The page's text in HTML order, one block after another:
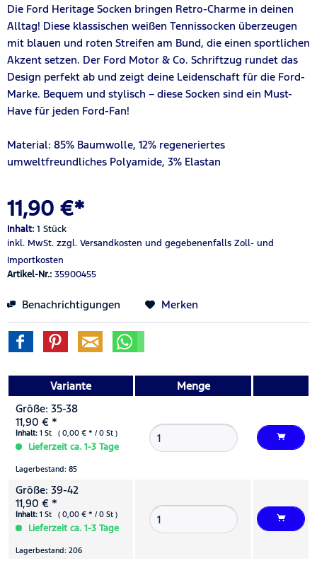
Die Ford Heritage Socken bringen Retro-Charme in deinen
Alltag! Diese klassischen weißen Tennissocken überzeugen
mit blauen und roten Streifen am Bund, die einen sportlichen
Akzent setzen. Der Ford Motor & Co. Schriftzug rundet das
Design perfekt ab und zeigt deine Leidenschaft für die Ford-
Marke. Bequem und stylisch – diese Socken sind ein Must-
Have für jeden Ford-Fan!
Material: 85% Baumwolle, 12% regeneriertes
umweltfreundliches Polyamide, 3% Elastan
11,90 €*
Inhalt: 1 Stück
inkl. MwSt. zzgl. Versandkosten und gegebenenfalls Zoll- und
Importkosten
Artikel-Nr.: 35900455
Benachrichtigungen Merken
Variante
Menge
Größe: 35-38
11,90 € *
Inhalt: 1 St ( 0,00 € * / 0 St )
Lieferzeit ca. 1-3 Tage
Lagerbestand: 85
Größe: 39-42
11,90 € *
Inhalt: 1 St ( 0,00 € * / 0 St )
Lieferzeit ca. 1-3 Tage
Lagerbestand: 206